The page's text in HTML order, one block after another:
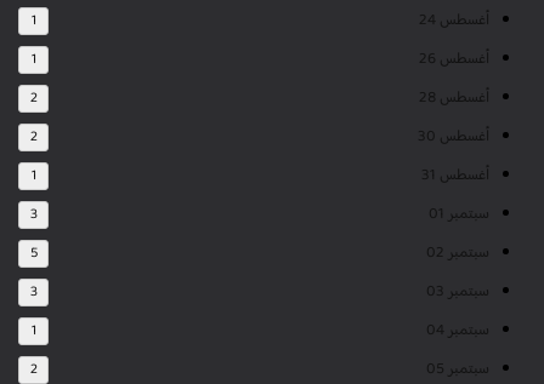
أغسطس 24 1
أغسطس 26 1
أغسطس 28 2
أغسطس 30 2
أغسطس 31 1
سبتمبر 01 3
سبتمبر 02 5
سبتمبر 03 3
سبتمبر 04 1
سبتمبر 05 2